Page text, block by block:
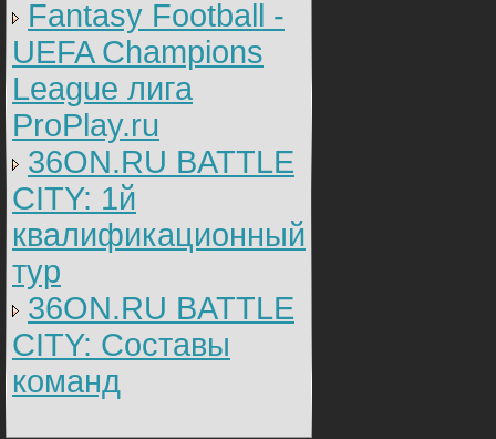
Fantasy Football -
UEFA Champions
League лига
ProPlay.ru
36ON.RU BATTLE
CITY: 1й
квалификационный
тур
36ON.RU BATTLE
CITY: Составы
команд